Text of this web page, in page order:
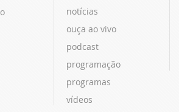
notícias
ouça ao vivo
podcast
programação
programas
vídeos